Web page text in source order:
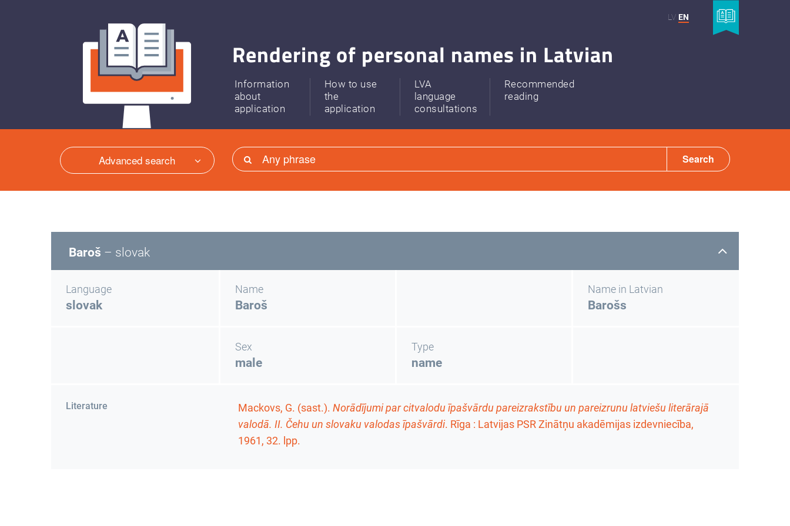
LV EN
Rendering of personal names in Latvian
Information
about
application
How to use
the
application
LVA
language
consultations
Recommended
reading
Advanced search Search
Baroš – slovak
Language
slovak
Name
Baroš
Name in Latvian
Barošs
Sex
male
Type
name
Literature Mackovs, G. (sast.). Norādījumi par citvalodu īpašvārdu pareizrakstību un pareizrunu latviešu literārajā
valodā. II. Čehu un slovaku valodas īpašvārdi. Rīga : Latvijas PSR Zinātņu akadēmijas izdevniecība,
1961, 32. lpp.